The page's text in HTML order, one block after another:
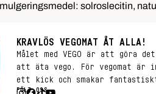
solroslecitin,
KRAVLÖS VEGOMAT ÅT ALLA!
Målet med VEGO är att göra
att äta vego. För vegomat
ett kick och smakar
FÖLJ OSS